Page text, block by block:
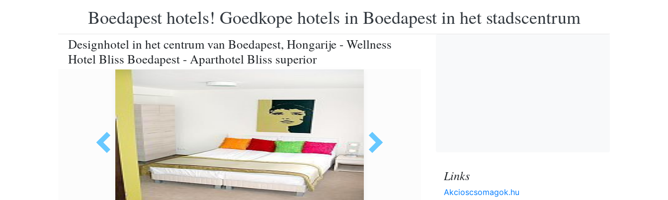
Boedapest hotels! Goedkope hotels in Boedapest in het stadscentrum
Designhotel in het centrum van Boedapest, Hongarije - Wellness
Hotel Bliss Boedapest - Aparthotel Bliss superior
Links
Akcioscsomagok.hu